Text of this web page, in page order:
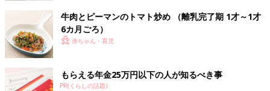
牛肉とピーマンのトマト炒め （離乳完了期 1才～1才
6カ月ごろ）
赤ちゃん・育児
もらえる年金25万円以下の人が知るべき事
PR(くらしの話題)